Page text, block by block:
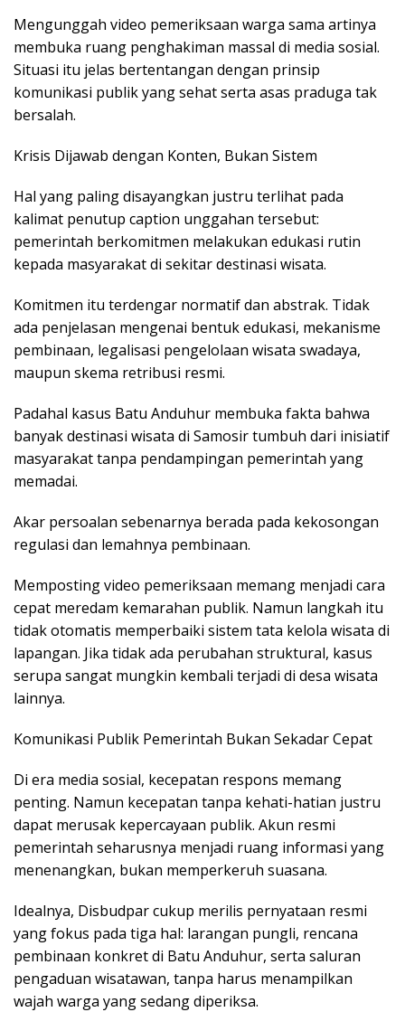
Mengunggah video pemeriksaan warga sama artinya
membuka ruang penghakiman massal di media sosial.
Situasi itu jelas bertentangan dengan prinsip
komunikasi publik yang sehat serta asas praduga tak
bersalah.
Krisis Dijawab dengan Konten, Bukan Sistem
Hal yang paling disayangkan justru terlihat pada
kalimat penutup caption unggahan tersebut:
pemerintah berkomitmen melakukan edukasi rutin
kepada masyarakat di sekitar destinasi wisata.
Komitmen itu terdengar normatif dan abstrak. Tidak
ada penjelasan mengenai bentuk edukasi, mekanisme
pembinaan, legalisasi pengelolaan wisata swadaya,
maupun skema retribusi resmi.
Padahal kasus Batu Anduhur membuka fakta bahwa
banyak destinasi wisata di Samosir tumbuh dari inisiatif
masyarakat tanpa pendampingan pemerintah yang
memadai.
Akar persoalan sebenarnya berada pada kekosongan
regulasi dan lemahnya pembinaan.
Memposting video pemeriksaan memang menjadi cara
cepat meredam kemarahan publik. Namun langkah itu
tidak otomatis memperbaiki sistem tata kelola wisata di
lapangan. Jika tidak ada perubahan struktural, kasus
serupa sangat mungkin kembali terjadi di desa wisata
lainnya.
Komunikasi Publik Pemerintah Bukan Sekadar Cepat
Di era media sosial, kecepatan respons memang
penting. Namun kecepatan tanpa kehati-hatian justru
dapat merusak kepercayaan publik. Akun resmi
pemerintah seharusnya menjadi ruang informasi yang
menenangkan, bukan memperkeruh suasana.
Idealnya, Disbudpar cukup merilis pernyataan resmi
yang fokus pada tiga hal: larangan pungli, rencana
pembinaan konkret di Batu Anduhur, serta saluran
pengaduan wisatawan, tanpa harus menampilkan
wajah warga yang sedang diperiksa.